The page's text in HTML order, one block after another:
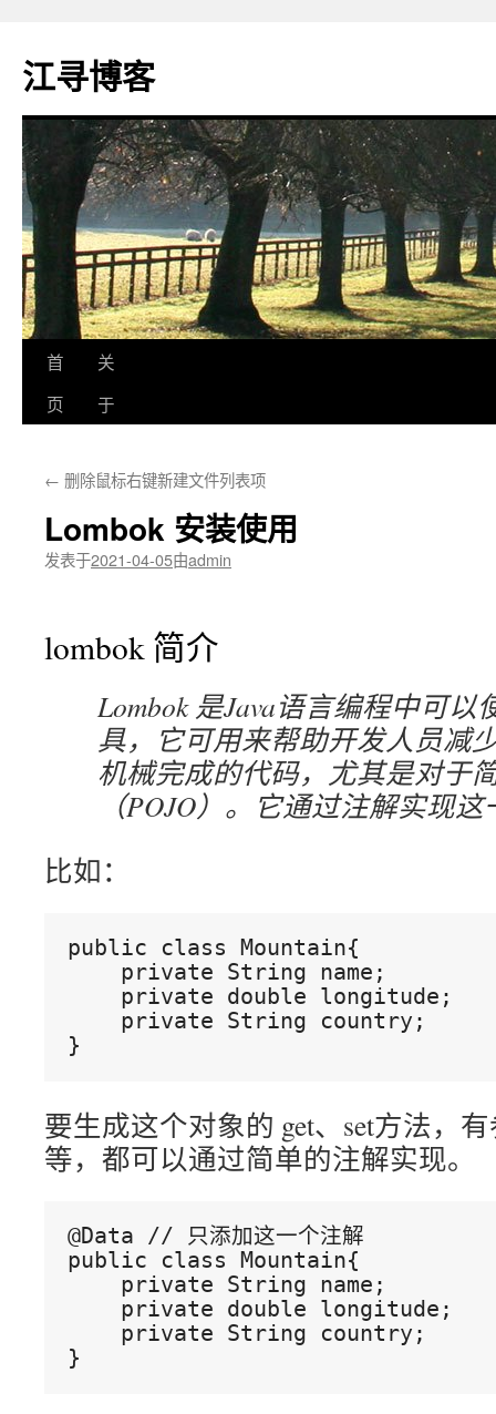
江寻博客
跳
文
首
页
关
于
← 删除鼠标右键新建文件列表项
Lombok 安装使用
发表于2021-04-05由admin
lombok 简介
Lombok 是Java语言编程中可以
具，它可用来帮助开发人员减
机械完成的代码，尤其是对于
（POJO）。它通过注解实现
比如：
public class Mountain{
private String name;
private double longitude;
private String country;
}
要生成这个对象的 get、set方法，
等，都可以通过简单的注解实现。
@Data // 只添加这一个注解
public class Mountain{
private String name;
private double longitude;
private String country;
}